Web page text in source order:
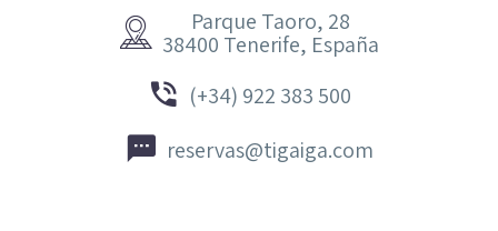


Parque Taoro, 28
38400 Tenerife, España

 (+34) 922 383 500

 reservas@tigaiga.com